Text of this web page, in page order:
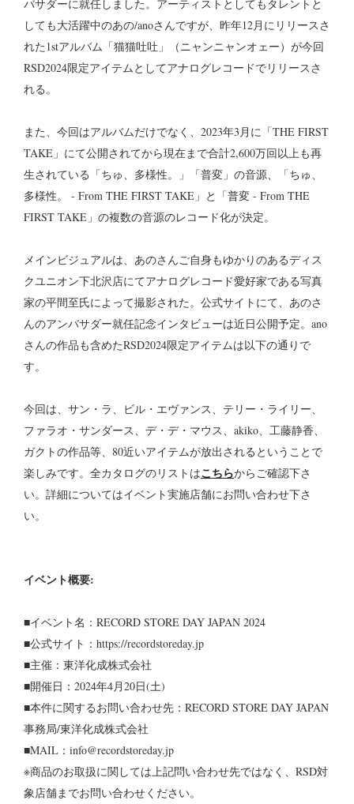
バサダーに就任しました。アーティストとしてもタレントと
しても大活躍中のあの/anoさんですが、昨年12月にリリースさ
れた1stアルバム「猫猫吐吐」（ニャンニャンオェー）が今回
RSD2024限定アイテムとしてアナログレコードでリリースさ
れる。
また、今回はアルバムだけでなく、2023年3月に「THE FIRST
TAKE」にて公開されてから現在まで合計2,600万回以上も再
生されている「ちゅ、多様性。」「普変」の音源、「ちゅ、
多様性。 - From THE FIRST TAKE」と「普変 - From THE
FIRST TAKE」の複数の音源のレコード化が決定。
メインビジュアルは、あのさんご自身もゆかりのあるディス
クユニオン下北沢店にてアナログレコード愛好家である写真
家の平間至氏によって撮影された。公式サイトにて、あのさ
んのアンバサダー就任記念インタビューは近日公開予定。ano
さんの作品も含めたRSD2024限定アイテムは以下の通りで
す。
今回は、サン・ラ、ビル・エヴァンス、テリー・ライリー、
ファラオ・サンダース、デ・デ・マウス、akiko、工藤静香、
ガクトの作品等、80近いアイテムが放出されるということで
楽しみです。全カタログのリストはこちらからご確認下さ
い。詳細についてはイベント実施店舗にお問い合わせ下さ
い。
イベント概要:
■イベント名：RECORD STORE DAY JAPAN 2024
■公式サイト：https://recordstoreday.jp
■主催：東洋化成株式会社
■開催日：2024年4月20日(土)
■本件に関するお問い合わせ先：RECORD STORE DAY JAPAN
事務局/東洋化成株式会社
■MAIL：info@recordstoreday.jp
※商品のお取扱に関しては上記問い合わせ先ではなく、RSD対
象店舗までお問い合わせください。